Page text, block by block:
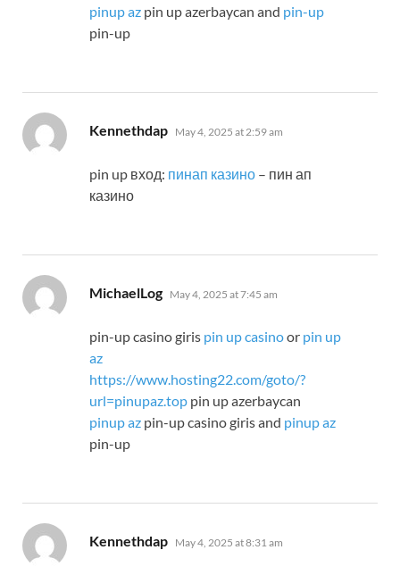
pinup az pin up azerbaycan and pin-up
pin-up
Kennethdap says:
May 4, 2025 at 2:59 am
pin up вход: пинап казино – пин ап
казино
MichaelLog says:
May 4, 2025 at 7:45 am
pin-up casino giris pin up casinoor pin up
az
https://www.hosting22.com/goto/?
url=pinupaz.top pin up azerbaycan
pinup az pin-up casino giris and pinup az
pin-up
Kennethdap says:
May 4, 2025 at 8:31 am